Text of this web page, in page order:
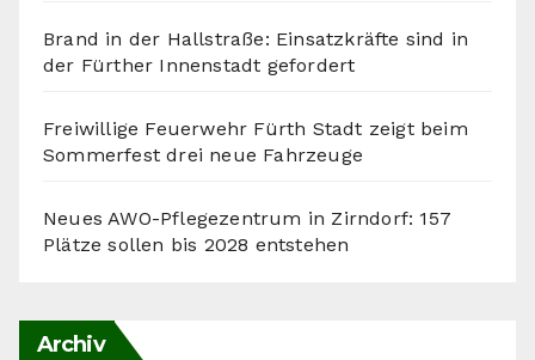
Brand in der Hallstraße: Einsatzkräfte sind in
der Fürther Innenstadt gefordert
Freiwillige Feuerwehr Fürth Stadt zeigt beim
Sommerfest drei neue Fahrzeuge
Neues AWO-Pflegezentrum in Zirndorf: 157
Plätze sollen bis 2028 entstehen
Archiv